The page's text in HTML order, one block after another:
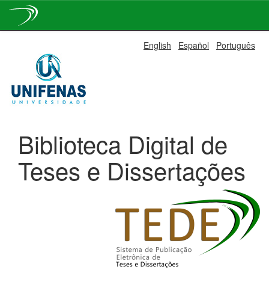
navigation
English Español Português
Biblioteca Digital de
Teses e Dissertações